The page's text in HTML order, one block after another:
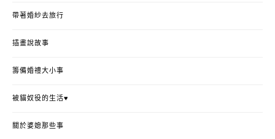
帶著婚紗去旅行
插畫說故事
籌備婚禮大小事
被貓奴役的生活♥
關於婆媳那些事